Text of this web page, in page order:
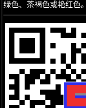
绿色、茶褐色或艳红色。